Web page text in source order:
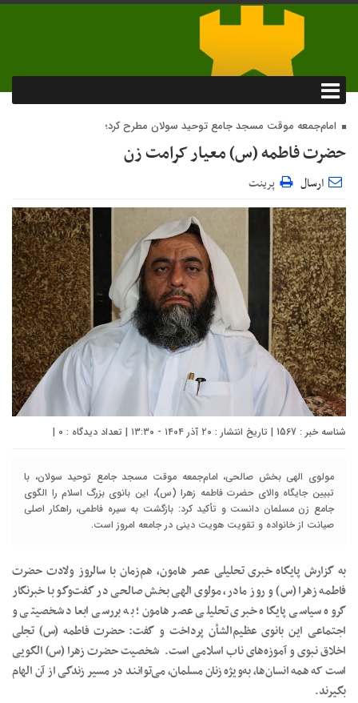
امام‌جمعه موقت مسجد جامع توحید سولان مطرح کرد؛
حضرت فاطمه (س) معیار کرامت زن
ارسال پرینت
شناسه خبر : 1567 | تاریخ انتشار : ۲۰ آذر ۱۴۰۴ - ۱۳:۳۰ | تعداد دیدگاه : ۰ |
مولوی الهی بخش صالحی، امام‌جمعه موقت مسجد جامع توحید سولان، با
تبیین جایگاه والای حضرت فاطمه زهرا (س)، این بانوی بزرگ اسلام را الگوی
جامع زن مسلمان دانست و تأکید کرد: بازگشت به سیره فاطمی، راهکار اصلی
صیانت از خانواده و تقویت هویت دینی در جامعه امروز است.
به گزارش پایگاه خبری تحلیلی عصر هامون، هم‌زمان با سالروز ولادت حضرت
فاطمه زهرا (س) و روز مادر، مولوی الهی بخش صالحی در گفت‌وگو با خبرنگار
گروه سیاسی پایگاه خبری تحلیلی عصر هامون؛ به بررسی ابعاد شخصیتی و
اجتماعی این بانوی عظیم‌الشأن پرداخت و گفت: حضرت فاطمه (س) تجلی
اخلاق نبوی و آموزه‌های ناب اسلامی است. شخصیت حضرت زهرا (س) الگویی
است که همه انسان‌ها، به‌ویژه زنان مسلمان، می‌توانند در مسیر زندگی از آن الهام
بگیرند.